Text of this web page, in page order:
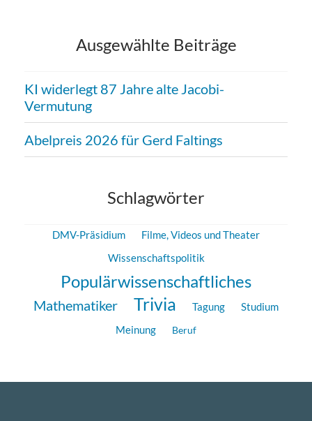
Ausgewählte Beiträge
KI widerlegt 87 Jahre alte Jacobi-
Vermutung
Abelpreis 2026 für Gerd Faltings
Schlagwörter
DMV-Präsidium
Filme, Videos und Theater
Wissenschaftspolitik
Populärwissenschaftliches
Mathematiker Trivia Tagung Studium
Meinung Beruf